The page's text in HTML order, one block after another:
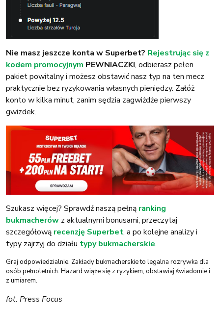
Nie masz jeszcze konta w Superbet? Rejestrując się z
kodem promocyjnym PEWNIACZKI, odbierasz pełen
pakiet powitalny i możesz obstawić nasz typ na ten mecz
praktycznie bez ryzykowania własnych pieniędzy. Załóż
konto w kilka minut, zanim sędzia zagwiżdże pierwszy
gwizdek.
Szukasz więcej? Sprawdź naszą pełną ranking
bukmacherów z aktualnymi bonusami, przeczytaj
szczegółową recenzję Superbet, a po kolejne analizy i
typy zajrzyj do działu typy bukmacherskie.
Graj odpowiedzialnie. Zakłady bukmacherskie to legalna rozrywka dla
osób pełnoletnich. Hazard wiąże się z ryzykiem, obstawiaj świadomie i
z umiarem.
fot. Press Focus